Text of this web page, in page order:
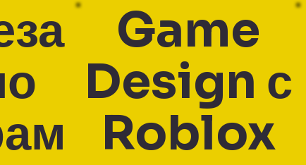
Game
Design с
Roblox